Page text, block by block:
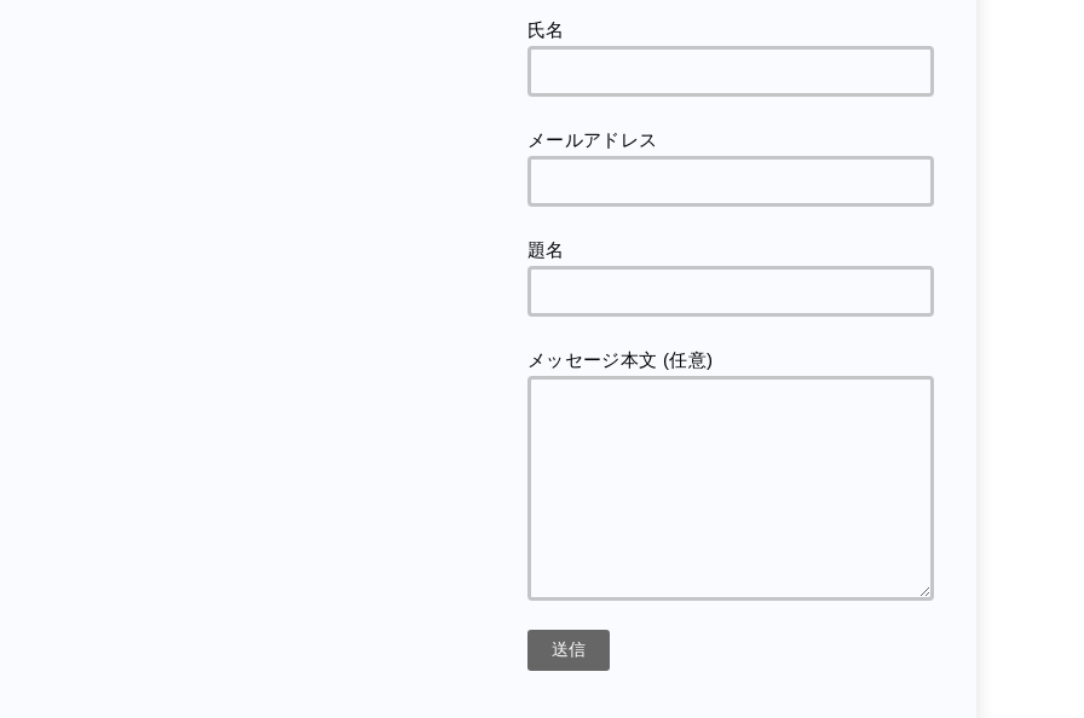
氏名
メールアドレス
題名
メッセージ本文 (任意)